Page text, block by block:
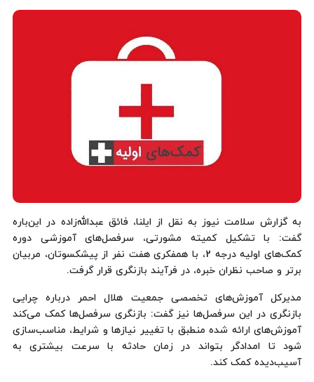
به گزارش سلامت نیوز به نقل از ایلنا، فائق عبدالله‌زاده در این‌باره
گفت:‌ با تشکیل کمیته مشورتی، سرفصل‌های آموزشی دوره
کمک‌های اولیه درجه 2، با همفکری هفت نفر از پیشکسوتان، مربیان
برتر و صاحب نظران خبره، در فرآیند بازنگری قرار گرفت.
مدیرکل آموزش‌های تخصصی جمعیت هلال احمر درباره چرایی
بازنگری در این سرفصل‌ها نیز گفت:‌ بازنگری سرفصل‌ها کمک می‌کند
آموزش‌های ارائه شده منطبق با تغییر نیازها و شرایط، مناسب‌سازی
شود تا امدادگر بتواند در زمان حادثه با سرعت بیشتری به
آسیب‌‎دیده کمک کند.